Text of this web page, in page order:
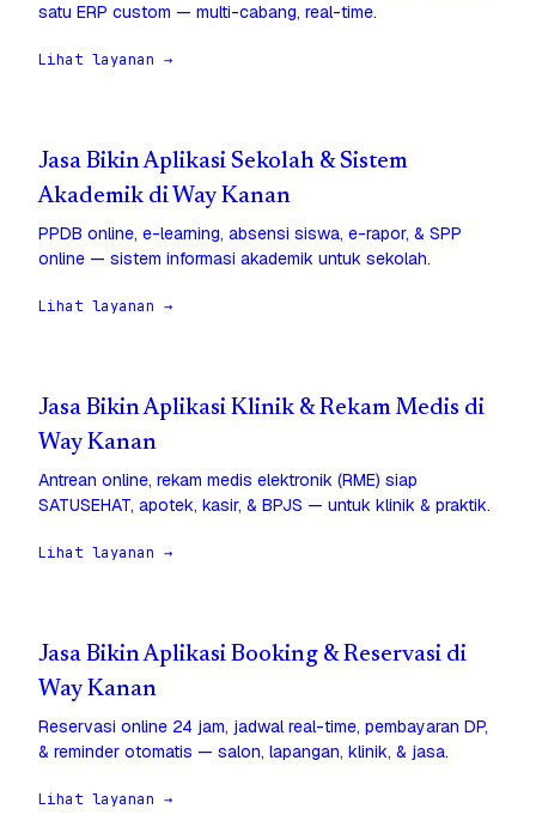
satu ERP custom — multi-cabang, real-time.
Lihat layanan →
Jasa Bikin Aplikasi Sekolah & Sistem
Akademik di Way Kanan
PPDB online, e-learning, absensi siswa, e-rapor, & SPP
online — sistem informasi akademik untuk sekolah.
Lihat layanan →
Jasa Bikin Aplikasi Klinik & Rekam Medis di
Way Kanan
Antrean online, rekam medis elektronik (RME) siap
SATUSEHAT, apotek, kasir, & BPJS — untuk klinik & praktik.
Lihat layanan →
Jasa Bikin Aplikasi Booking & Reservasi di
Way Kanan
Reservasi online 24 jam, jadwal real-time, pembayaran DP,
& reminder otomatis — salon, lapangan, klinik, & jasa.
Lihat layanan →